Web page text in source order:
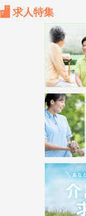
求人特集